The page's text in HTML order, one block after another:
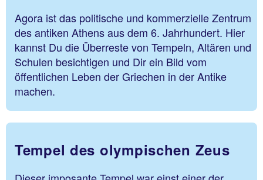
Agora ist das politische und kommerzielle Zentrum
des antiken Athens aus dem 6. Jahrhundert. Hier
kannst Du die Überreste von Tempeln, Altären und
Schulen besichtigen und Dir ein Bild vom
öffentlichen Leben der Griechen in der Antike
machen.
Tempel des olympischen Zeus